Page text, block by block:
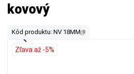
kovový
Kód produktu: NV 18MM
Zľava až -5%